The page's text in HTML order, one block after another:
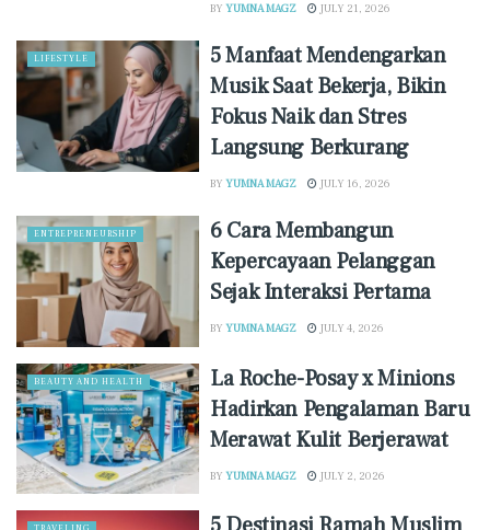
BY YUMNA MAGZ JULY 21, 2026
LIFESTYLE
5 Manfaat Mendengarkan
Musik Saat Bekerja, Bikin
Fokus Naik dan Stres
Langsung Berkurang
BY YUMNA MAGZ JULY 16, 2026
ENTREPRENEURSHIP
6 Cara Membangun
Kepercayaan Pelanggan
Sejak Interaksi Pertama
BY YUMNA MAGZ JULY 4, 2026
BEAUTY AND HEALTH
La Roche-Posay x Minions
Hadirkan Pengalaman Baru
Merawat Kulit Berjerawat
BY YUMNA MAGZ JULY 2, 2026